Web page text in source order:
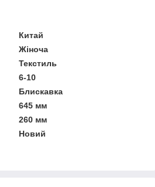
Китай
Жіноча
Текстиль
6-10
Блискавка
645 мм
260 мм
Новий